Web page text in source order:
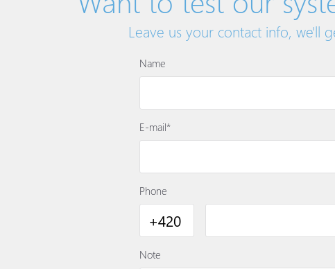
Leave us your contact info, we'll
Name
E-mail*
Phone
Note